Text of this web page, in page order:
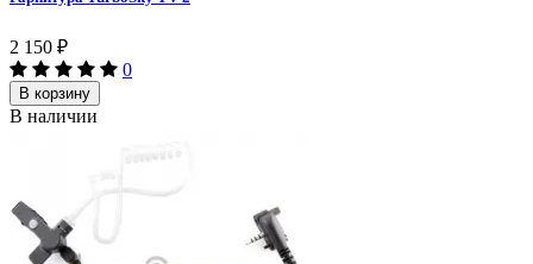
2 150 ₽
0
В корзину
В наличии